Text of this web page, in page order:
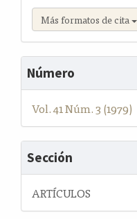
Más formatos de cita
Número
Vol. 41 Núm. 3 (1979)
Sección
ARTÍCULOS